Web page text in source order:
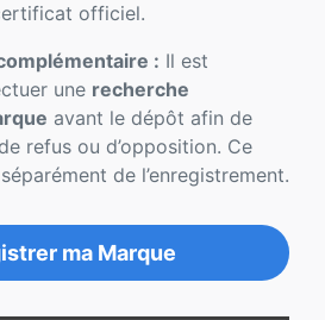
officiel.
: Il est
une recherche
avant le dépôt afin de
refus ou d’opposition. Ce
de l’enregistrement.
ma Marque